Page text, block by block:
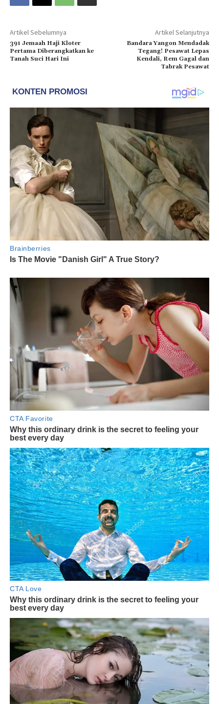
Artikel Sebelumnya
391 Jemaah Haji Kloter
Pertama Diberangkatkan ke
Tanah Suci Hari Ini
Artikel Selanjutnya
Bandara Yangon Mendadak
Tegang! Pesawat Lepas
Kendali, Rem Gagal dan
Tabrak Pesawat